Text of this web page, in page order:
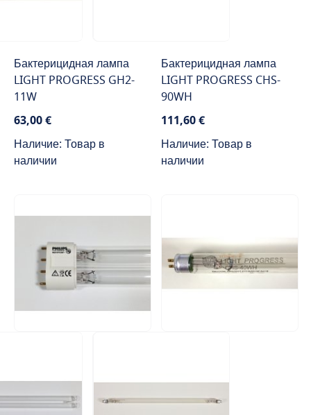
Бактерицидная лампа
LIGHT PROGRESS GH2-
11W
63,00 €
Наличие: Товар в
наличии
Бактерицидная лампа
LIGHT PROGRESS CHS-
90WH
111,60 €
Наличие: Товар в
наличии